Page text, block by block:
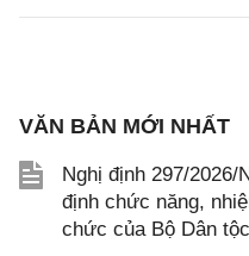
VĂN BẢN MỚI NHẤT
Nghị định 297/
định chức năng,
chức của Bộ Dân